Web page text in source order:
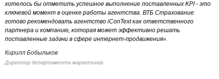
хотелось бы отметить успешное выполнение поставленных KPI - это
ключевой момент в оценке работы агентства. ВТБ Страхование
готово рекомендовать агентство iConText как ответственного
партнера и компанию, которая может эффективно решать
поставленные задачи в сфере интернет-продвижения».
Кирилл Бобыльков
Директор департамента маркетинга